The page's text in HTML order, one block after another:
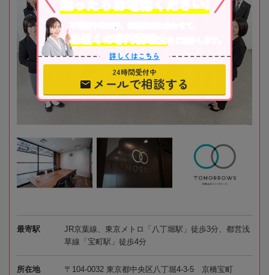
最寄駅
JR京葉線、東京メトロ「八丁堀駅」徒歩3分、都営浅
草線「宝町駅」徒歩4分
所在地
〒104-0032 東京都中央区八丁堀4-3-5 京橋宝町
不動産や株式等、相続資産に合わせて、
お近くの専門税理士
をご紹介します。
詳しくはこちら
24時間受付中
メールで相談する